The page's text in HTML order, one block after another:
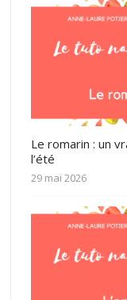
Le romarin : un
l’été
29 mai 2026